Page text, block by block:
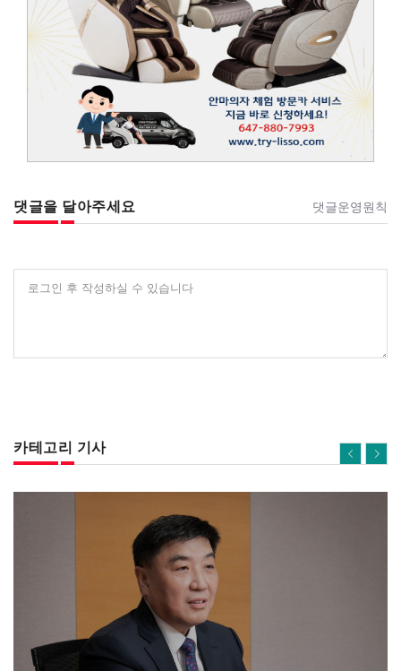
댓글을 달아주세요 댓글운영원칙
로그인 후 작성하실 수 있습니다
카테고리 기사